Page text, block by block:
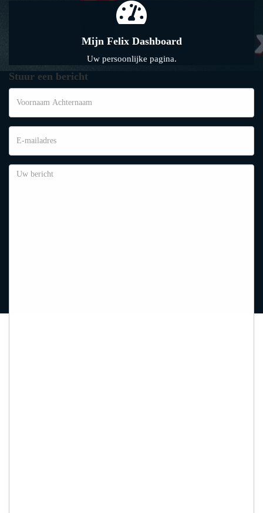
Mijn Felix Dashboard
Uw persoonlijke pagina.
Stuur een bericht